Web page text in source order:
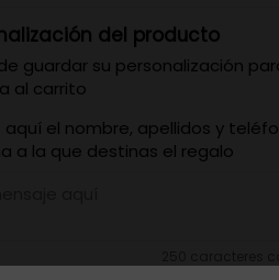
del producto
guardar su personalización
al carrito
aquí el nombre, apellidos y
a la que destinas el regalo